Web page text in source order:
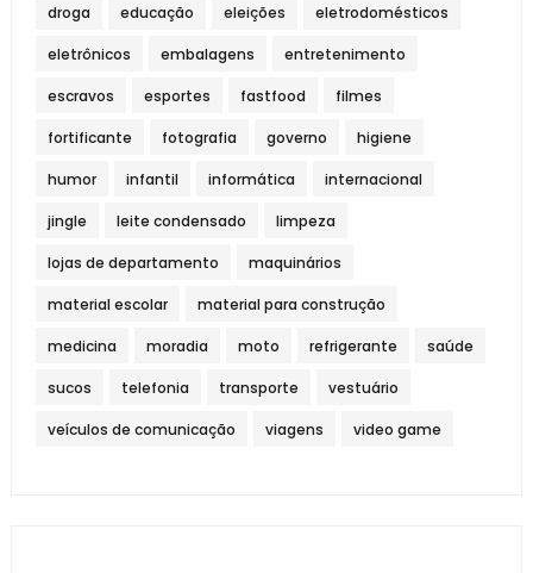
droga educação eleições eletrodomésticos
eletrônicos embalagens entretenimento
escravos esportes fastfood filmes
fortificante fotografia governo higiene
humor infantil informática internacional
jingle leite condensado limpeza
lojas de departamento maquinários
material escolar material para construção
medicina moradia moto refrigerante saúde
sucos telefonia transporte vestuário
veículos de comunicação viagens video game